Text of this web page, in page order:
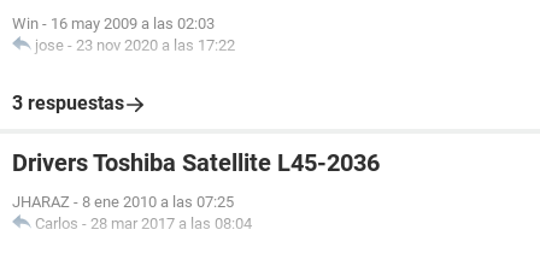
Win - 16 may 2009 a las 02:03
jose - 23 nov 2020 a las 17:22
3 respuestas
Drivers Toshiba Satellite L45-2036
JHARAZ - 8 ene 2010 a las 07:25
Carlos - 28 mar 2017 a las 08:04